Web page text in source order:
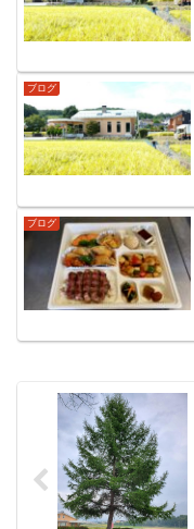
ブログ
ブログ